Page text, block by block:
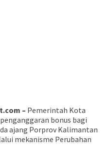
– Pemerintah Kota
bonus bagi
ajang Porprov Kalimantan
mekanisme Perubahan